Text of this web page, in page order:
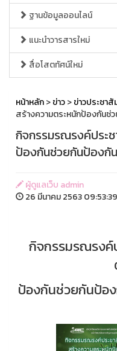
ฐานข้อมูลออนไลน์
แนะนำวารสารใหม่
สื่อโสตทัศน์ใหม่
หน้าหลัก>ข่าว>ข่าวประชา
สร้างความตระหนักป้องกันช่
กิจกรรมรณรงค์ประ
ป้องกันช่วยกันป้องกั
ผู้ดูแลเว็บ admin
26 มีนาคม 2563 09:53:39
กิจกรรมรณรงค์
ป้องกันช่วยกันป้อง